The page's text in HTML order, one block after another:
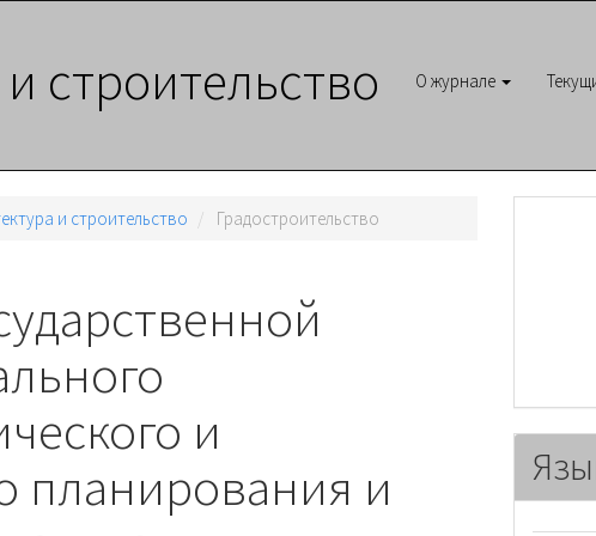
строительство О журнале
и строительство Градостроительство
и
планирования и